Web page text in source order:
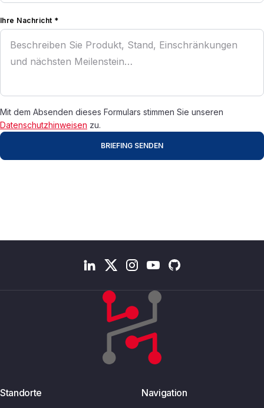
Ihre Nachricht *
Mit dem Absenden dieses Formulars stimmen Sie unseren
Datenschutzhinweisen zu.
BRIEFING SENDEN
Standorte
Navigation